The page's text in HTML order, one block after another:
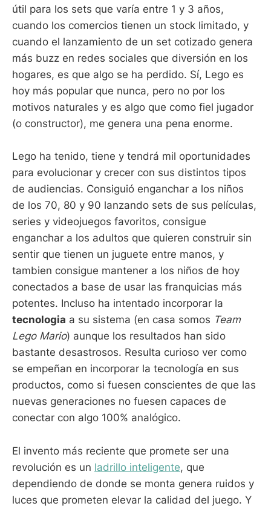
útil para los sets que varía entre 1 y 3 años,
cuando los comercios tienen un stock limitado, y
cuando el lanzamiento de un set cotizado genera
más buzz en redes sociales que diversión en los
hogares, es que algo se ha perdido. Sí, Lego es
hoy más popular que nunca, pero no por los
motivos naturales y es algo que como fiel jugador
(o constructor), me genera una pena enorme.
Lego ha tenido, tiene y tendrá mil oportunidades
para evolucionar y crecer con sus distintos tipos
de audiencias. Consiguió enganchar a los niños
de los 70, 80 y 90 lanzando sets de sus películas,
series y videojuegos favoritos, consigue
enganchar a los adultos que quieren construir sin
sentir que tienen un juguete entre manos, y
tambien consigue mantener a los niños de hoy
conectados a base de usar las franquicias más
potentes. Incluso ha intentado incorporar la
tecnologia a su sistema (en casa somos Team
Lego Mario) aunque los resultados han sido
bastante desastrosos. Resulta curioso ver como
se empeñan en incorporar la tecnología en sus
productos, como si fuesen conscientes de que las
nuevas generaciones no fuesen capaces de
conectar con algo 100% analógico.
El invento más reciente que promete ser una
revolución es un ladrillo inteligente, que
dependiendo de donde se monta genera ruidos y
luces que prometen elevar la calidad del juego. Y